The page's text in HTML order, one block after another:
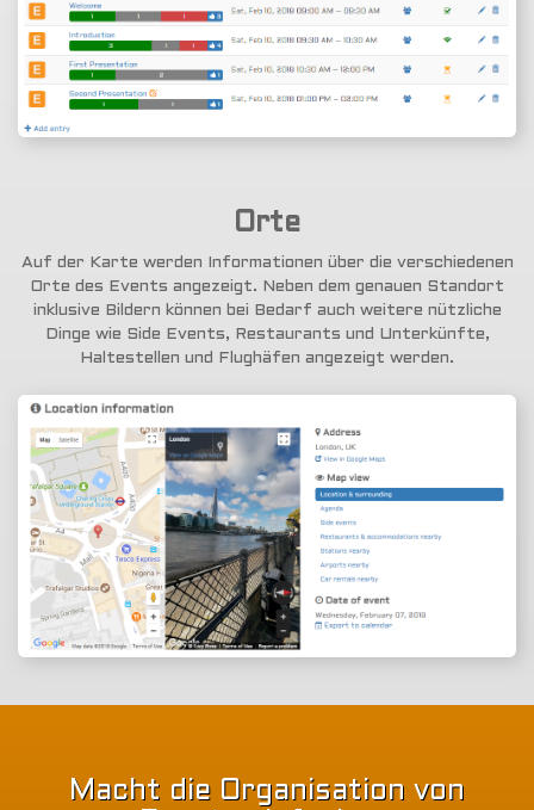
Orte
Auf der Karte werden Informationen über die verschiedenen
Orte des Events angezeigt. Neben dem genauen Standort
inklusive Bildern können bei Bedarf auch weitere nützliche
Dinge wie Side Events, Restaurants und Unterkünfte,
Haltestellen und Flughäfen angezeigt werden.
Macht die Organisation von